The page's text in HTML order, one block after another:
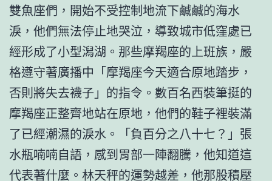
雙魚座們，開始不受控制地流下鹹鹹的海水
淚，他們無法停止地哭泣，導致城市低窪處已
經形成了小型潟湖。那些摩羯座的上班族，嚴
格遵守著廣播中「摩羯座今天適合原地踏步，
否則將失去襪子」的指令。數百名西裝筆挺的
摩羯座正整齊地站在原地，他們的鞋子裡裝滿
了已經潮濕的淚水。「負百分之八十七？」張
水瓶喃喃自語，感到胃部一陣翻騰，他知道這
代表著什麼。林天秤的運勢越差，他那股積壓